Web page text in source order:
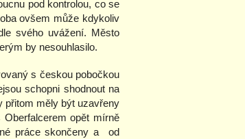
pod kontrolou, co se
ovšem může kdykoliv
svého uvážení. Město
by nesouhlasilo.
s českou pobočkou
schopni shodnout na
přitom měly být uzavřeny
opět mírně
práce skončeny a od